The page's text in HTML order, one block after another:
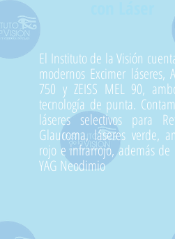
El Instituto de la Visión
modernos Excimer láseres,
750 y ZEISS MEL 90,
tecnología de punta.
láseres selectivos para
Glaucoma, láseres verde,
rojo e infrarrojo, además de
YAG Neodimio